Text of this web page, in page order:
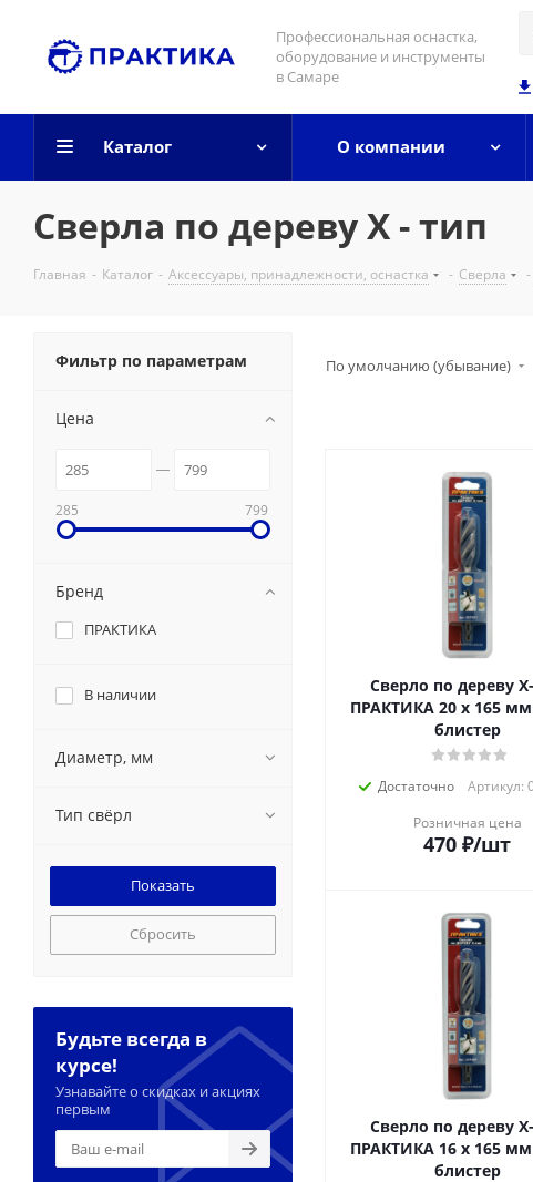
Профессиональная оснастка,
оборудование и инструменты
в Самаре
Каталог О компании
Сверла по дереву Х - тип
Главная - Каталог - Аксессуары, принадлежности, оснастка - Сверла -
По умолчанию (убывание)
Сверло по дереву
ПРАКТИКА 20 х 165
блистер
Достаточно
Артикул:
Розничная цена
470 ₽/шт
Сверло по дереву
ПРАКТИКА 16 х 165
блистер
Фильтр по параметрам
Цена
285 799
Бренд
ПРАКТИКА
В наличии
Диаметр, мм
Тип свёрл
Сбросить
Будьте всегда в
курсе!
Узнавайте о скидках и акциях
первым